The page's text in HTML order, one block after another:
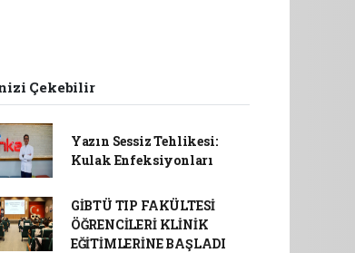
Çekebilir
Yazın Sessiz Tehlikesi:
Kulak Enfeksiyonları
GİBTÜ TIP FAKÜLTESİ
ÖĞRENCİLERİ KLİNİK
EĞİTİMLERİNE BAŞLADI